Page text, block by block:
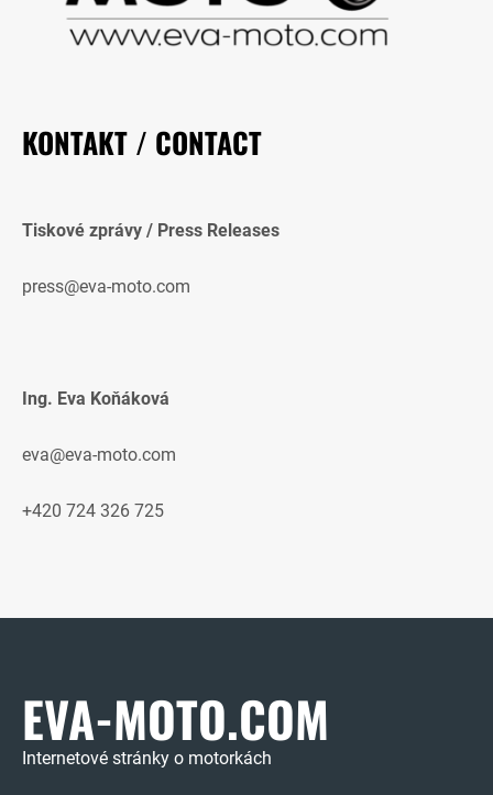
KONTAKT / CONTACT
Tiskové zprávy / Press Releases
press@eva-moto.com
Ing. Eva Koňáková
eva@eva-moto.com
+420 724 326 725
EVA-MOTO.COM
Internetové stránky o motorkách